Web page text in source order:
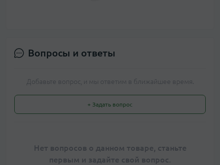
Вопросы и ответы
Добавьте вопрос, и мы ответим в ближайшее время.
+ Задать вопрос
Нет вопросов о данном товаре, станьте
первым и задайте свой вопрос.